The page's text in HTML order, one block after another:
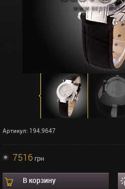
Артикул: 194.9647
7516 грн
В корзину